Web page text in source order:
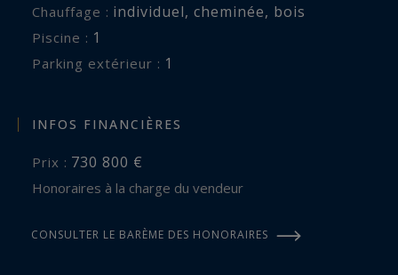
Chauffage : individuel, cheminée, bois
piscine : 1
parking extérieur : 1
INFOS FINANCIÈRES
Prix : 730 800 €
Honoraires à la charge du vendeur
CONSULTER LE BARÈME DES HONORAIRES